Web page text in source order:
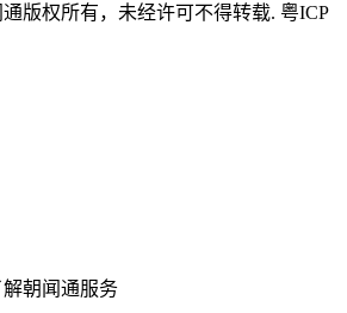
版权所有，未经许可不得转载. 粤ICP
朝闻通服务